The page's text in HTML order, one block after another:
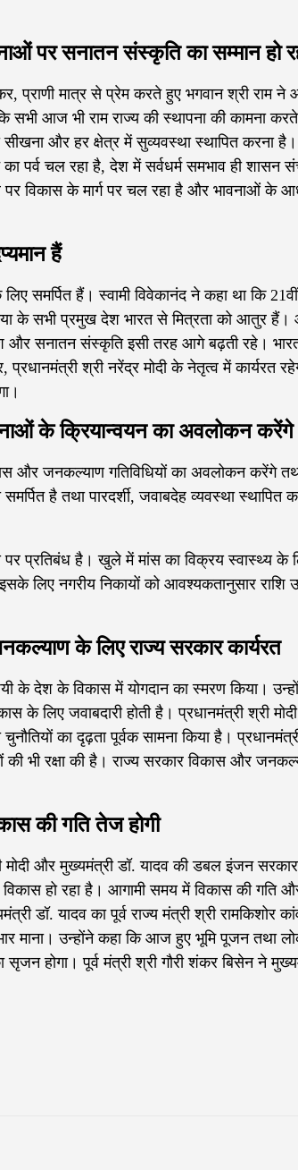
पर सनातन संस्कृति का सम्मान हो
प्राणी मात्र से प्रेम करते हुए भगवान श्री राम
सभी आज भी राम राज्य की स्थापना की कामना
और हर क्षेत्र में सुव्यवस्था स्थापित करना है।
पर्व चल रहा है, देश में सर्वधर्म समभाव ही शासन
विकास के मार्ग पर चल रहा है और भावनाओं के
हैं
समर्पित हैं। स्वामी विवेकानंद ने कहा था कि 21वीं
के सभी प्रमुख देश भारत से मित्रता को आतुर
और सनातन संस्कृति इसी तरह आगे बढ़ती रहे।
श्री नरेंद्र मोदी के नेतृत्व में कार्यरत
के क्रियान्वयन का अवलोकन करेंगे
और जनकल्याण गतिविधियों का अवलोकन करेंगे
है तथा पारदर्शी, जवाबदेह व्यवस्था स्थापित
प्रतिबंध है। खुले में मांस का विक्रय स्वास्थ्य के
लिए नगरीय निकायों को आवश्यकतानुसार राशि
के लिए राज्य सरकार कार्यरत
के देश के विकास में योगदान का स्मरण किया।
के लिए जवाबदारी होती है। प्रधानमंत्री श्री
का दृढ़ता पूर्वक सामना किया है।
भी रक्षा की है। राज्य सरकार विकास और
की गति तेज होगी
मोदी और मुख्यमंत्री डॉ. यादव की डबल इंजन
हो रहा है। आगामी समय में विकास की गति
डॉ. यादव का पूर्व राज्य मंत्री श्री रामकिशोर
माना। उन्होंने कहा कि आज हुए भूमि पूजन तथा
होगा। पूर्व मंत्री श्री गौरी शंकर बिसेन ने